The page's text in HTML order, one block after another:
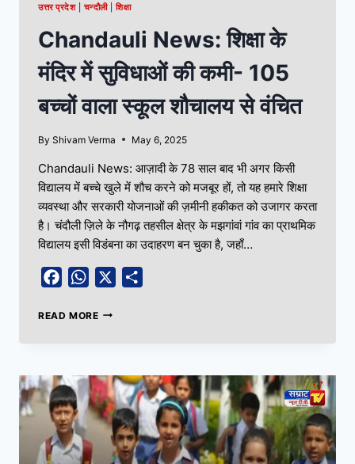
उत्तर प्रदेश|चन्दौली|शिक्षा
Chandauli News: शिक्षा के
मंदिर में सुविधाओं की कमी- 105
बच्चों वाला स्कूल शौचालय से वंचित
By Shivam Verma May 6, 2025
Chandauli News: आज़ादी के 78 साल बाद भी अगर किसी
विद्यालय में बच्चे खुले में शौच करने को मजबूर हों, तो यह हमारे शिक्षा
व्यवस्था और सरकारी योजनाओं की ज़मीनी हकीकत को उजागर करता
है। चंदौली ज़िले के नौगढ़ तहसील क्षेत्र के मझगांवां गांव का प्राथमिक
विद्यालय इसी विडंबना का उदाहरण बन चुका है, जहाँ…
FacebookWhatsApp
READ MORE